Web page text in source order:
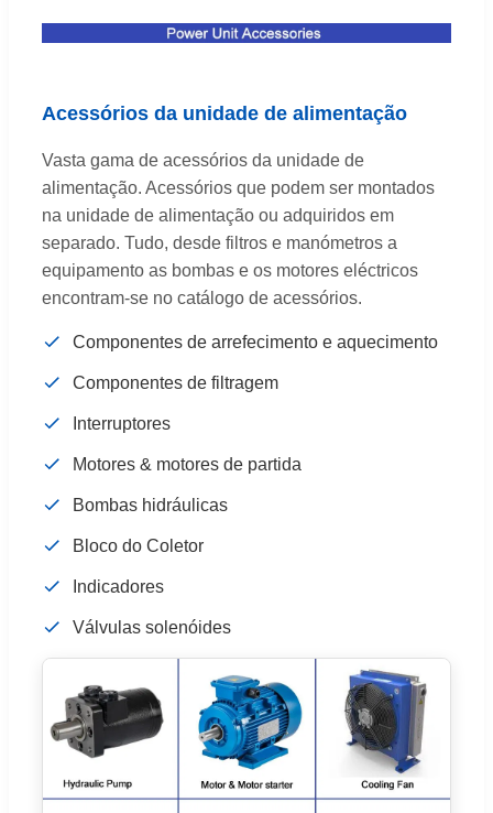
Acessórios da unidade de alimentação
Vasta gama de acessórios da unidade de
alimentação. Acessórios que podem ser montados
na unidade de alimentação ou adquiridos em
separado. Tudo, desde filtros e manómetros a
equipamento as bombas e os motores eléctricos
encontram-se no catálogo de acessórios.
Componentes de arrefecimento e aquecimento
Componentes de filtragem
Interruptores
Motores & motores de partida
Bombas hidráulicas
Bloco do Coletor
Indicadores
Válvulas solenóides